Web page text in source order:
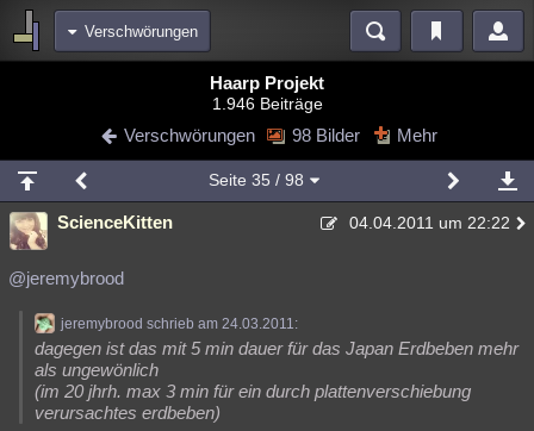
Verschwörungen
Blogs Videos
Chat Wiki Neuigkeiten
meine Rubriken
Menschen Wissenschaft Mystery Kriminalfälle
Spiritualität
Natur Umfragen Unterhaltung
weitere Rubriken
Philosophie Träume Orte Esoterik Literatur
Haarp Projekt
1.946 Beiträge
Verschwörungen 98 Bilder Mehr
Seite 35 / 98
ScienceKitten 04.04.2011 um 22:22
@jeremybrood
jeremybrood schrieb am 24.03.2011:
dagegen ist das mit 5 min dauer für das Japan Erdbeben mehr
als ungewönlich
(im 20 jhrh. max 3 min für ein durch plattenverschiebung
verursachtes erdbeben)